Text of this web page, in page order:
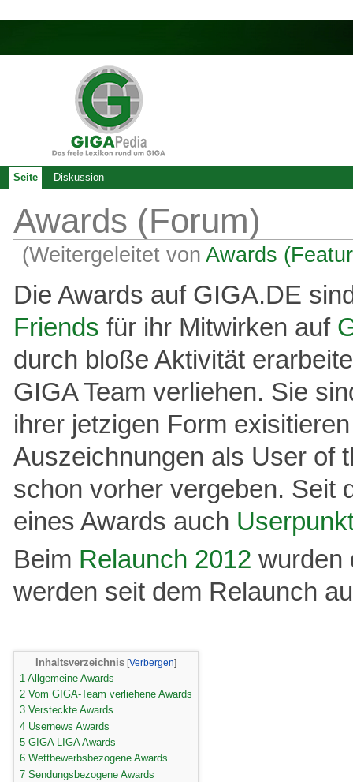
Awards (Forum)
(Weitergeleitet vonAwards
Die Awards auf GIGA.DE
Friends für ihr Mitwirken auf
durch bloße Aktivität
GIGA Team verliehen. Sie
ihrer jetzigen Form
Auszeichnungen als User of
schon vorher vergeben. Seit
eines Awards auch
Beim Relaunch 2012 wurden
werden seit dem Relaunch
Inhaltsverzeichnis
1 Allgemeine Awards
2 Vom GIGA-Team verliehene Awards
3 Versteckte Awards
4 Usernews Awards
5 GIGA LIGA Awards
6 Wettbewerbsbezogene Awards
7 Sendungsbezogene Awards
Seite Diskussion